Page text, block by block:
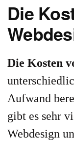
Die
Die Kosten
Aufwand
gibt es sehr
Webdesign